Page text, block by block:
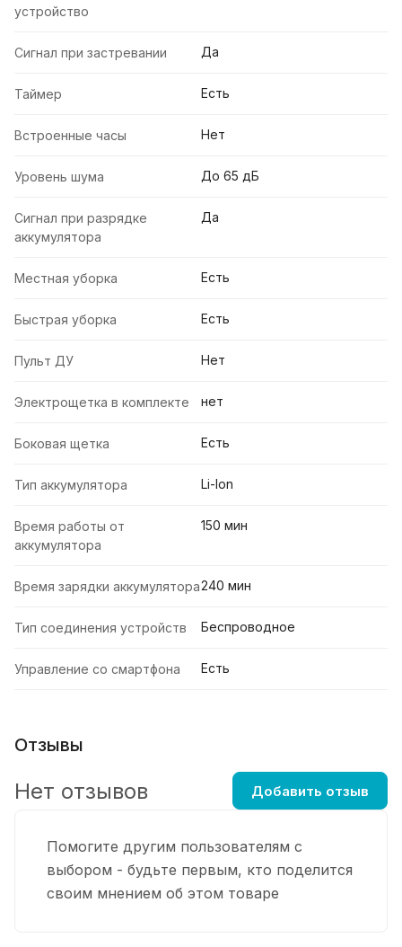
устройство
Сигнал при застревании Да
Таймер Есть
Встроенные часы Нет
Уровень шума До 65 дБ
Сигнал при разрядке
аккумулятора
Да
Местная уборка Есть
Быстрая уборка Есть
Пульт ДУ Нет
Электрощетка в комплекте нет
Боковая щетка Есть
Тип аккумулятора Li-Ion
Время работы от
аккумулятора
150 мин
Время зарядки аккумулятора240 мин
Тип соединения устройств Беспроводное
Управление со смартфона Есть
Отзывы
Помогите другим пользователям с
выбором - будьте первым, кто поделится
своим мнением об этом товаре
Нет отзывов Добавить отзыв